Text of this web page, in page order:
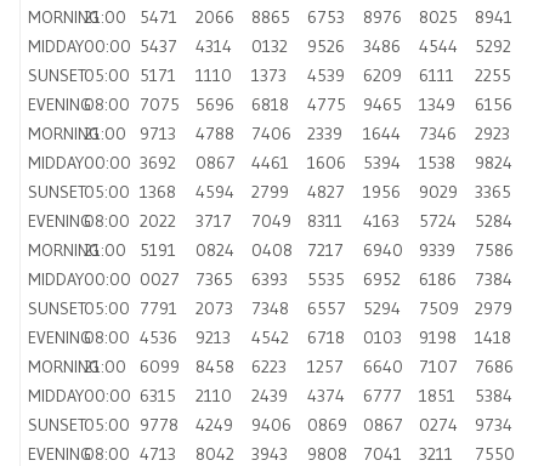
MORNING21:00 5471 2066 8865 6753 8976 8025
8941
MIDDAY00:00 5437 4314 0132 9526 3486 4544
5292
SUNSET05:00 5171 1110 1373 4539 6209 6111
2255
EVENING08:00 7075 5696 6818 4775 9465 1349
6156
MORNING21:00 9713 4788 7406 2339 1644 7346
2923
MIDDAY00:00 3692 0867 4461 1606 5394 1538
9824
SUNSET05:00 1368 4594 2799 4827 1956 9029
3365
EVENING08:00 2022 3717 7049 8311 4163 5724
5284
MORNING21:00 5191 0824 0408 7217 6940 9339
7586
MIDDAY00:00 0027 7365 6393 5535 6952 6186
7384
SUNSET05:00 7791 2073 7348 6557 5294 7509
2979
EVENING08:00 4536 9213 4542 6718 0103 9198
1418
MORNING21:00 6099 8458 6223 1257 6640 7107
7686
MIDDAY00:00 6315 2110 2439 4374 6777 1851
5384
SUNSET05:00 9778 4249 9406 0869 0867 0274
9734
EVENING08:00 4713 8042 3943 9808 7041 3211
7550